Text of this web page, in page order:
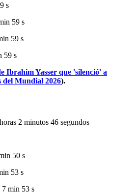
s
59 s
59 s
59 s
Ibrahim Yasser que 'silenció' a
del Mundial 2026).
2 minutos 46 segundos
50 s
53 s
7 min 53 s